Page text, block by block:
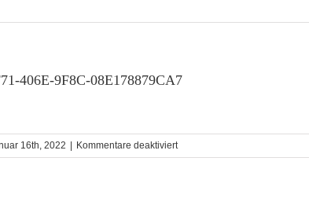
406E-9F8C-08E178879CA7
16th, 2022 Kommentare deaktiviertfür
134C0F0D-